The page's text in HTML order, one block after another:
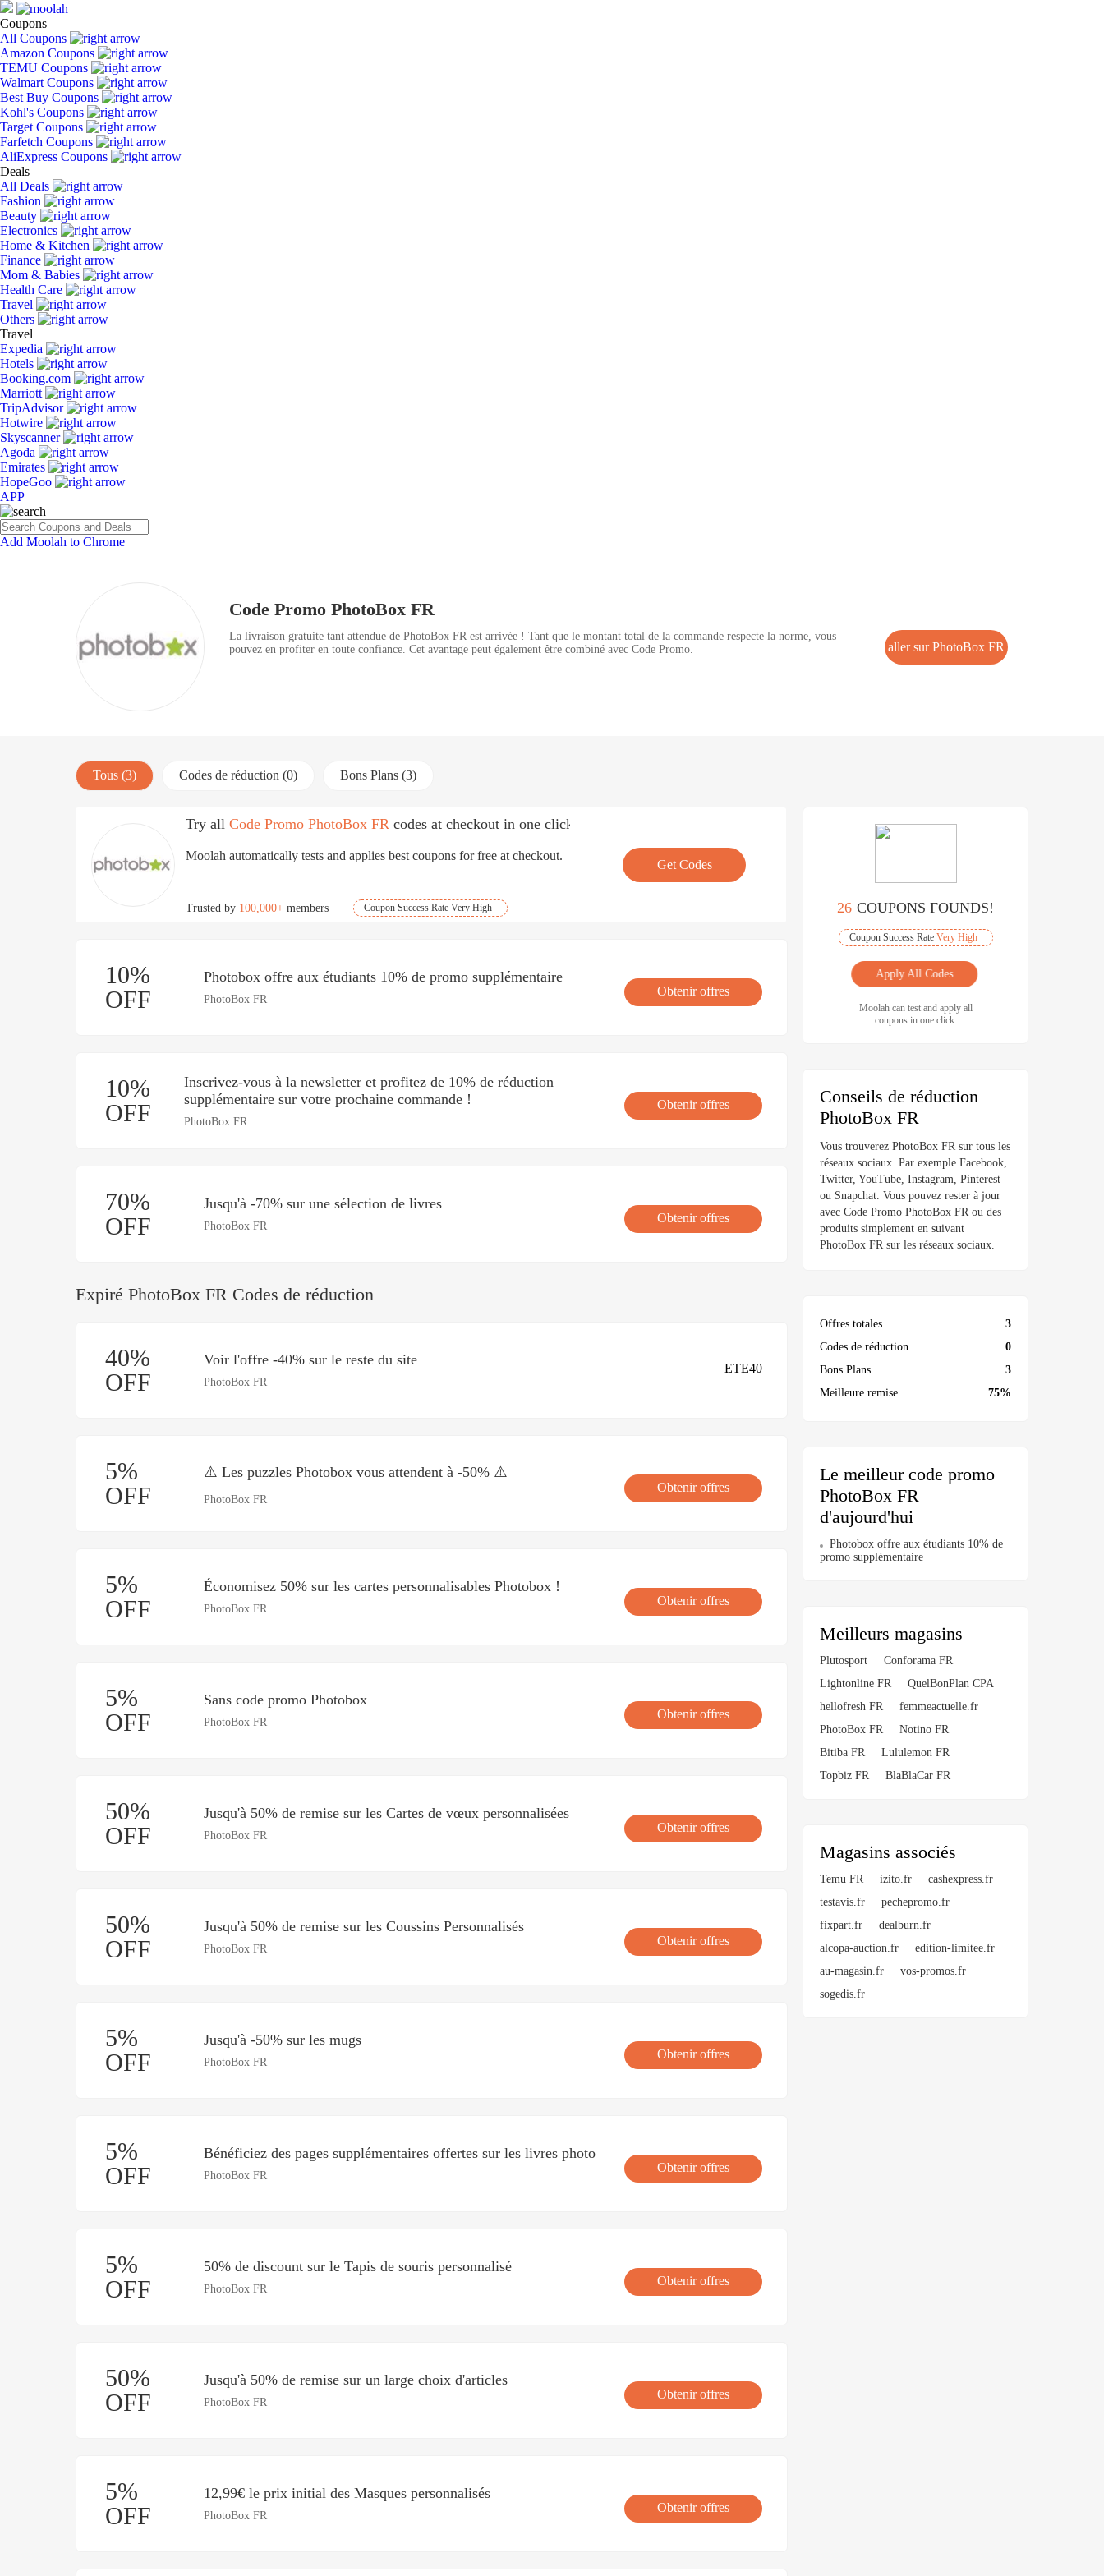
Coupons
All Coupons
Amazon Coupons
TEMU Coupons
Walmart Coupons
Best Buy Coupons
Kohl's Coupons
Target Coupons
Farfetch Coupons
AliExpress Coupons
Deals
All Deals
Fashion
Beauty
Electronics
Home & Kitchen
Finance
Mom & Babies
Health Care
Travel
Others
Travel
Expedia
Hotels
Booking.com
Marriott
TripAdvisor
Hotwire
Skyscanner
Agoda
Emirates
HopeGoo
APP
Add Moolah to Chrome
Code Promo PhotoBox FR
La livraison gratuite tant attendue de PhotoBox FR est arrivée ! Tant que le montant total de la commande respecte la norme, vous
pouvez en profiter en toute confiance. Cet avantage peut également être combiné avec Code Promo.
aller sur PhotoBox FR
Tous (3) Codes de réduction (0) Bons Plans (3)
Try all Code Promo PhotoBox FR codes at checkout in one click.
Moolah automatically tests and applies best coupons for free at checkout.
Trusted by 100,000+ members Coupon Success Rate Very High
Get Codes
10%
OFF
Photobox offre aux étudiants 10% de promo supplémentaire
PhotoBox FR
Obtenir offres
10%
OFF
Inscrivez-vous à la newsletter et profitez de 10% de réduction
supplémentaire sur votre prochaine commande !
PhotoBox FR
Obtenir offres
70%
OFF
Jusqu'à -70% sur une sélection de livres
PhotoBox FR
Obtenir offres
Expiré PhotoBox FR Codes de réduction
40%
OFF
Voir l'offre -40% sur le reste du site
PhotoBox FR
ETE40
Obtenir le code
5%
OFF
⚠️ Les puzzles Photobox vous attendent à -50% ⚠️
PhotoBox FR
Obtenir offres
5%
OFF
Économisez 50% sur les cartes personnalisables Photobox !
PhotoBox FR
Obtenir offres
5%
OFF
Sans code promo Photobox
PhotoBox FR
Obtenir offres
50%
OFF
Jusqu'à 50% de remise sur les Cartes de vœux personnalisées
PhotoBox FR
Obtenir offres
50%
OFF
Jusqu'à 50% de remise sur les Coussins Personnalisés
PhotoBox FR
Obtenir offres
5%
OFF
Jusqu'à -50% sur les mugs
PhotoBox FR
Obtenir offres
5%
OFF
Bénéficiez des pages supplémentaires offertes sur les livres photo
PhotoBox FR
Obtenir offres
5%
OFF
50% de discount sur le Tapis de souris personnalisé
PhotoBox FR
Obtenir offres
50%
OFF
Jusqu'à 50% de remise sur un large choix d'articles
PhotoBox FR
Obtenir offres
5%
OFF
12,99€ le prix initial des Masques personnalisés
PhotoBox FR
Obtenir offres
26 COUPONS FOUNDS!
Coupon Success Rate Very High
Apply All Codes
Moolah can test and apply all
coupons in one click.
Conseils de réduction
PhotoBox FR
Vous trouverez PhotoBox FR sur tous les
réseaux sociaux. Par exemple Facebook,
Twitter, YouTube, Instagram, Pinterest
ou Snapchat. Vous pouvez rester à jour
avec Code Promo PhotoBox FR ou des
produits simplement en suivant
PhotoBox FR sur les réseaux sociaux.
Offres totales
3
Codes de réduction
0
Bons Plans
3
Meilleure remise
75%
Le meilleur code promo
PhotoBox FR
d'aujourd'hui
Photobox offre aux étudiants 10% de
promo supplémentaire
Meilleurs magasins
Plutosport
Conforama FR
Lightonline FR
QuelBonPlan CPA
hellofresh FR
femmeactuelle.fr
PhotoBox FR
Notino FR
Bitiba FR
Lululemon FR
Topbiz FR
BlaBlaCar FR
Magasins associés
Temu FR izito.fr
cashexpress.fr
testavis.fr
pechepromo.fr
fixpart.fr
dealburn.fr
alcopa-auction.fr
edition-limitee.fr
au-magasin.fr
vos-promos.fr
sogedis.fr